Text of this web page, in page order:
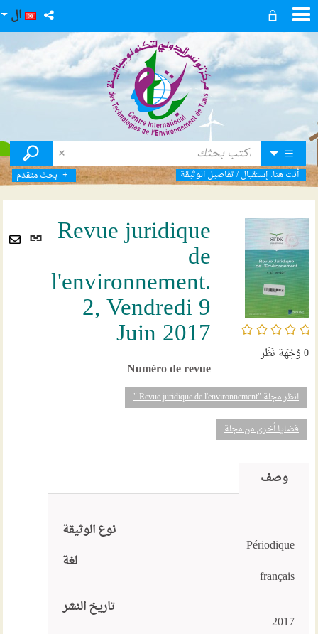
ال
بحث متقدم أنت هنا: إستقبال/تفاصيل الوثيقة
رابط
ثابت Envoyer
par
mail
/5
0وُجْهَة نَظَر
Revue juridique
de
l'environnement.
2, Vendredi 9
Juin 2017
Numéro de revue
انظر مجلة "Revue juridique de l'environnement "
قضايا أخرى من مجلة
وصف
نوع الوثيقة
Périodique
لغة
français
تاريخ النشر
2017